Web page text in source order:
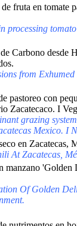
fruta en tomate
processing
Carbono desde
from
pastoreo con
Zacatecaco. I
grazing
Mexico. I
en Zacatecas,
At Zacatecas,
manzano 'Golden
Of Golden